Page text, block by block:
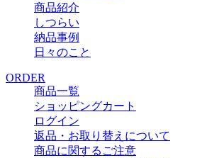
商品紹介
しつらい
納品事例
日々のこと
ORDER
商品一覧
ショッピングカート
ログイン
返品・お取り替えについて
商品に関するご注意